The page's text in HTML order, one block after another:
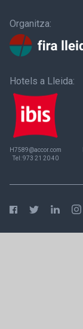
Organitza:
Hotels a Lleida:
H7589@accor.com
Tel:973 21 20 40